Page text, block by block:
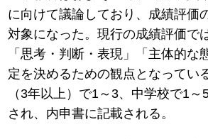
に向けて議論しており、成績評価
対象になった。現行の成績評価で
「思考・判断・表現」「主体的な
定を決めるための観点となってい
（3年以上）で1～3、中学校で1
され、内申書に記載される。